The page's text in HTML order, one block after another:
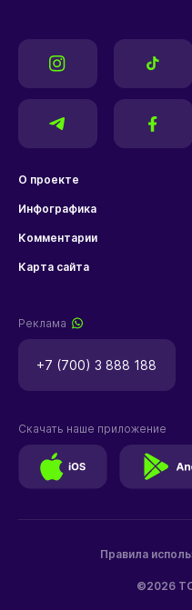
О проекте
Инфографика
Комментарии
Карта сайта
Реклама
+7 (700) 3 888 188
©2026
Правила
Скачать наше приложение